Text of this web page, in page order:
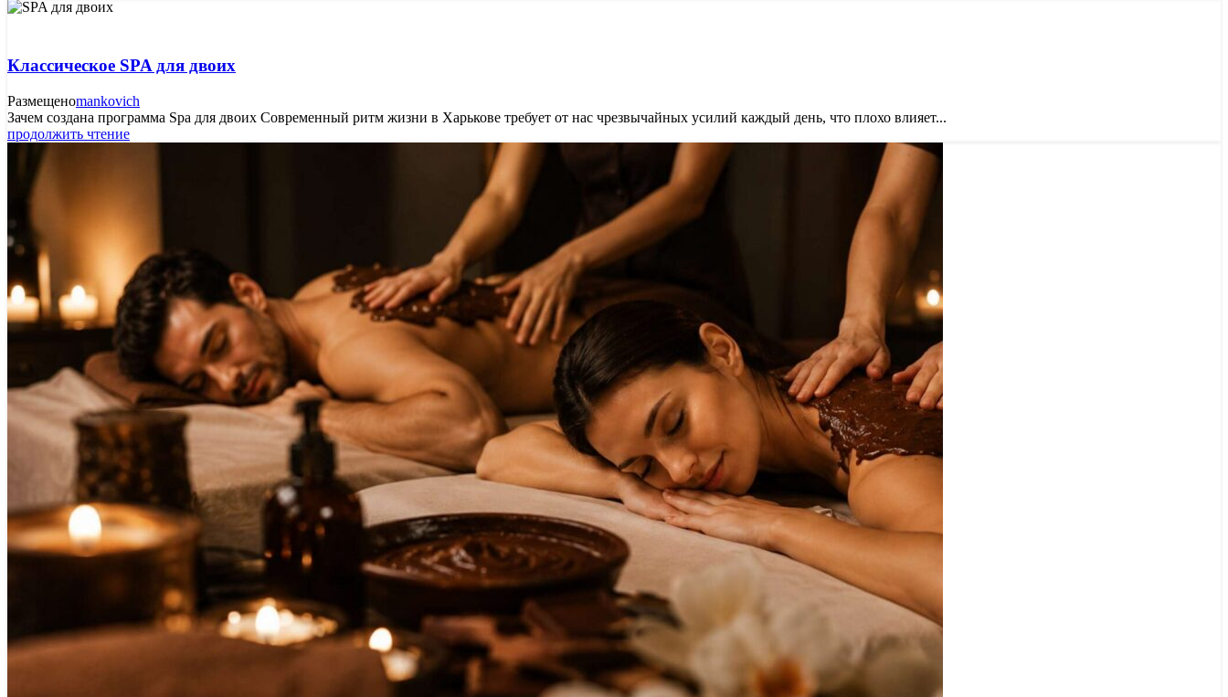
Классическое SPA для двоих
Размещеноmankovich
Зачем создана программа Spa для двоих Современный ритм жизни в Харькове требует от нас чрезвычайных усилий каждый день, что плохо влияет...
продолжить чтение